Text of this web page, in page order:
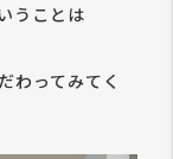
うことは
わってみてく